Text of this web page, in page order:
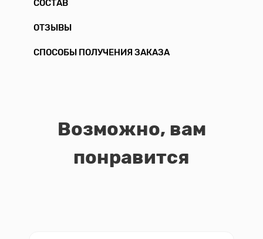
СОСТАВ
ОТЗЫВЫ
СПОСОБЫ ПОЛУЧЕНИЯ ЗАКАЗА
Возможно, вам
понравится